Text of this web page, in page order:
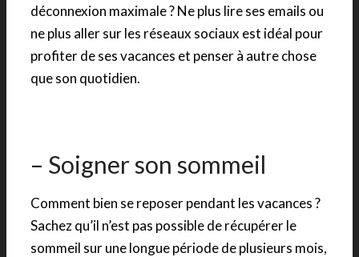
déconnexion maximale ? Ne plus lire ses emails ou
ne plus aller sur les réseaux sociaux est idéal pour
profiter de ses vacances et penser à autre chose
que son quotidien.
– Soigner son sommeil
Comment bien se reposer pendant les vacances ?
Sachez qu’il n’est pas possible de récupérer le
sommeil sur une longue période de plusieurs mois,